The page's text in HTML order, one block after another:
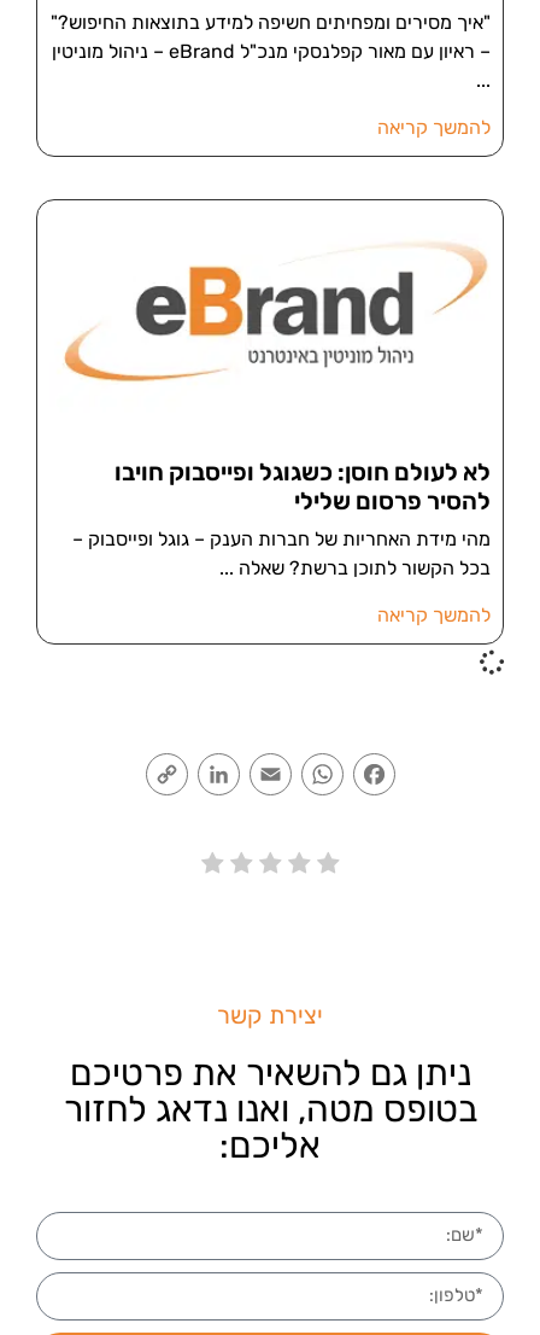
"איך מסירים ומפחיתים חשיפה למידע בתוצאות החיפוש?"
– ראיון עם מאור קפלנסקי מנכ"ל eBrand – ניהול מוניטין
להמשך קריאה
לא לעולם חוסן: כשגוגל ופייסבוק חויבו
להסיר פרסום שלילי
מהי מידת האחריות של חברות הענק – גוגל ופייסבוק –
בכל הקשור לתוכן ברשת? שאלה
להמשך קריאה
Facebook
WhatsApp
Email
LinkedIn
יצירת קשר
ניתן גם להשאיר את פרטיכם
בטופס מטה, ואנו נדאג לחזור
אליכם: